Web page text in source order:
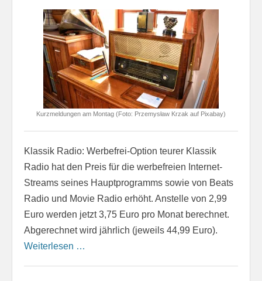
Kurzmeldungen am Montag (Foto: Przemysław Krzak auf Pixabay)
Klassik Radio: Werbefrei-Option teurer Klassik
Radio hat den Preis für die werbefreien Internet-
Streams seines Hauptprogramms sowie von Beats
Radio und Movie Radio erhöht. Anstelle von 2,99
Euro werden jetzt 3,75 Euro pro Monat berechnet.
Abgerechnet wird jährlich (jeweils 44,99 Euro).
Weiterlesen …